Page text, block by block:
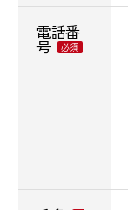
電話番
号